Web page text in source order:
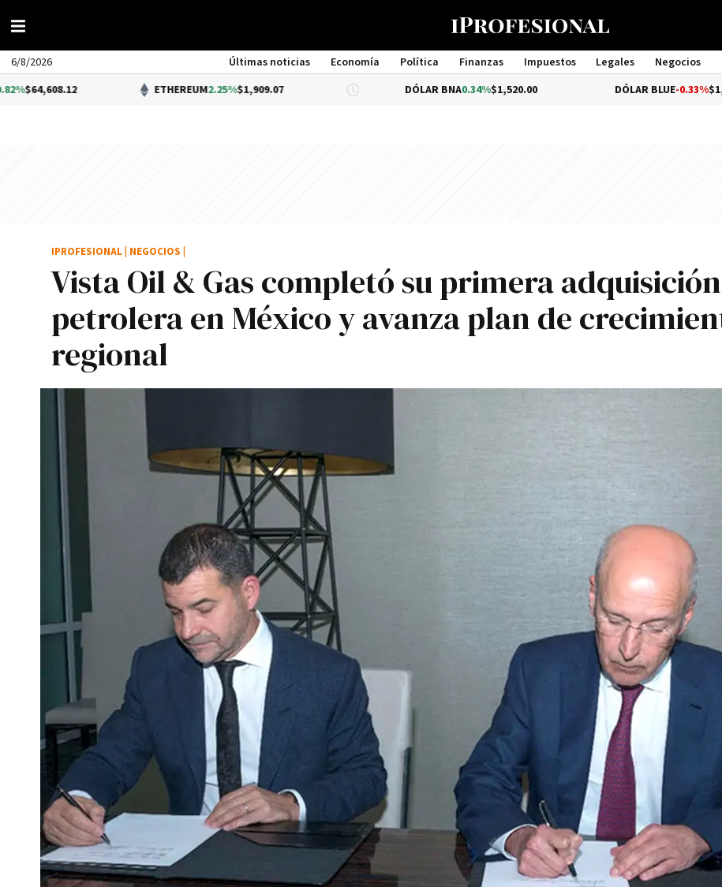
6/8/2026 Últimas noticias Economía Política Finanzas Impuestos Legales Negocios
Management
ETHEREUM2.25%$1,909.07 DÓLAR BNA 0.34%$1,520.00 -0.33%$1,540.00
Vista Oil & Gas completó su primera adquisición
petrolera en México y avanza plan de
regional
IPROFESIONAL NEGOCIOS